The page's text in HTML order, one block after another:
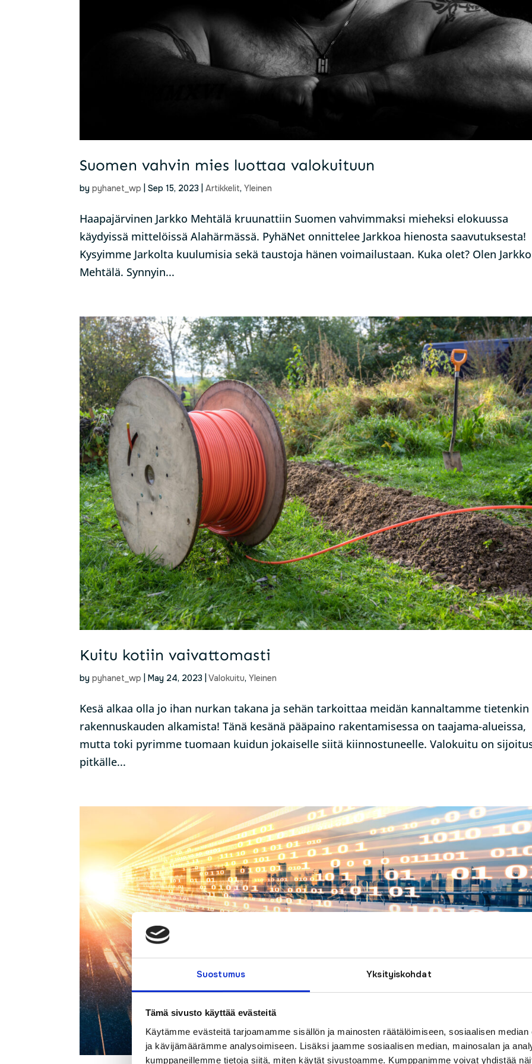
Suostumus Yksityiskohdat
Tämä sivusto käyttää evästeitä
Käytämme evästeitä tarjoamamme sisällön ja mainosten räätälöimiseen, sosiaalisen
ja kävijämäärämme analysoimiseen. Lisäksi jaamme sosiaalisen median, mainosalan ja
kumppaneillemme tietoja siitä, miten käytät sivustoamme. Kumppanimme voivat yhdistää
Suomen vahvin mies luottaa valokuituun
bypyhanet_wp |Sep 15, 2023 |Artikkelit,Yleinen
Haapajärvinen Jarkko Mehtälä kruunattiin Suomen vahvimmaksi mieheksi elokuussa
käydyissä mittelöissä Alahärmässä. PyhäNet onnittelee Jarkkoa hienosta saavutuksesta!
Kysyimme Jarkolta kuulumisia sekä taustoja hänen voimailustaan. Kuka olet? Olen Jarkko
Mehtälä. Synnyin...
Kuitu kotiin vaivattomasti
bypyhanet_wp |May 24, 2023 |Valokuitu,Yleinen
Kesä alkaa olla jo ihan nurkan takana ja sehän tarkoittaa meidän kannaltamme tietenkin
rakennuskauden alkamista! Tänä kesänä pääpaino rakentamisessa on taajama-alueissa,
mutta toki pyrimme tuomaan kuidun jokaiselle siitä kiinnostuneelle. Valokuitu on
pitkälle...